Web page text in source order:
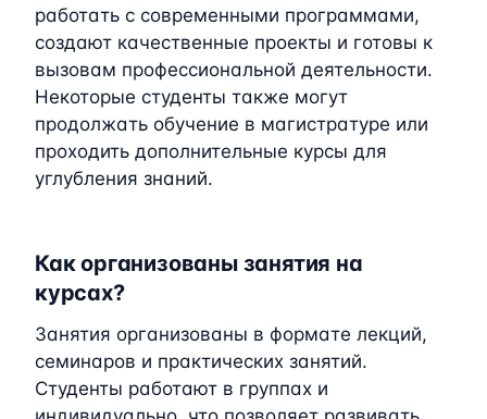
работать с современными программами,
создают качественные проекты и готовы к
вызовам профессиональной деятельности.
Некоторые студенты также могут
продолжать обучение в магистратуре или
проходить дополнительные курсы для
углубления знаний.
Как организованы занятия на
курсах?
Занятия организованы в формате лекций,
семинаров и практических занятий.
Студенты работают в группах и